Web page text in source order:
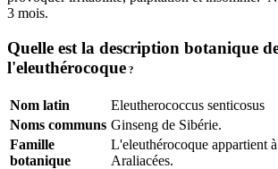
3 mois.
Quelle est la description botanique
l'eleuthérocoque ?
Nom latin
Eleutherococcus senticosus
Noms communs Ginseng de Sibérie.
Famille
botanique
L'eleuthérocoque appartient
Araliacées.